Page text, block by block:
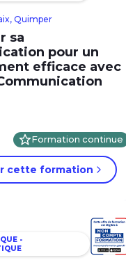
Quimper
sa
pour un
efficace avec
Formation continue
cette formation
-